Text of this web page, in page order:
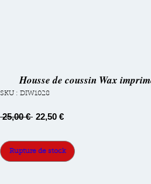
Housse de coussin Wax
SKU : DIW1028
25,00 € Prix
22,50 €Prix
Rupture de stock